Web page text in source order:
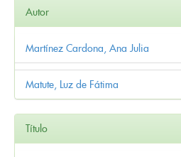
Autor
Martínez Cardona, Ana Julia
Matute, Luz de Fátima
Título